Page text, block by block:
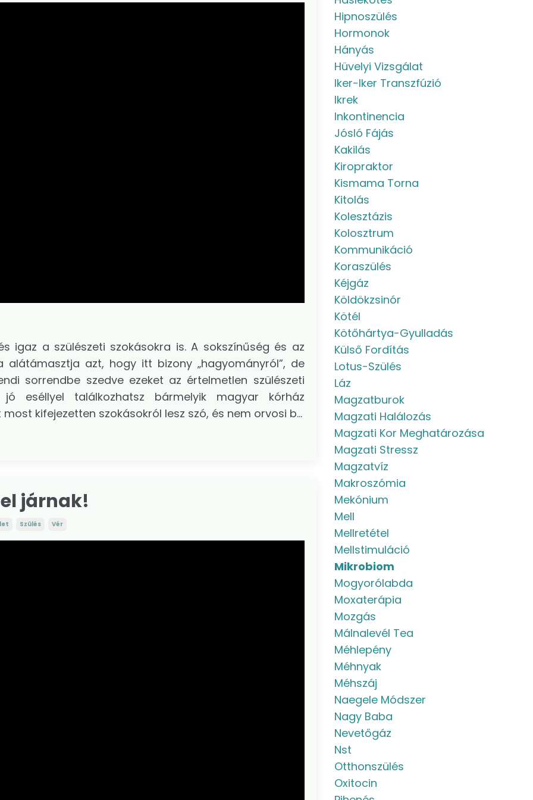
igaz a szülészeti szokásokra is. A sokszínűség és az
alátámasztja azt, hogy itt bizony „hagyományról”, de
sorrendbe szedve ezeket az értelmetlen szülészeti
eséllyel találkozhatsz bármelyik magyar kórház
kifejezetten szokásokról lesz szó, és nem orvosi b...
járnak!
Szülés Vér
Hipnoszülés
Hormonok
Hányás
Hüvelyi Vizsgálat
Iker-Iker Transzfúzió
Ikrek
Inkontinencia
Jósló Fájás
Kakilás
Kiropraktor
Kismama Torna
Kitolás
Kolesztázis
Kolosztrum
Kommunikáció
Koraszülés
Kéjgáz
Köldökzsinór
Kötél
Kötőhártya-Gyulladás
Külső Fordítás
Lotus-Szülés
Láz
Magzatburok
Magzati Halálozás
Magzati Kor Meghatározása
Magzati Stressz
Magzatvíz
Makroszómia
Mekónium
Mell
Mellretétel
Mellstimuláció
Mikrobiom
Mogyorólabda
Moxaterápia
Mozgás
Málnalevél Tea
Méhlepény
Méhnyak
Méhszáj
Naegele Módszer
Nagy Baba
Nevetőgáz
Nst
Otthonszülés
Oxitocin